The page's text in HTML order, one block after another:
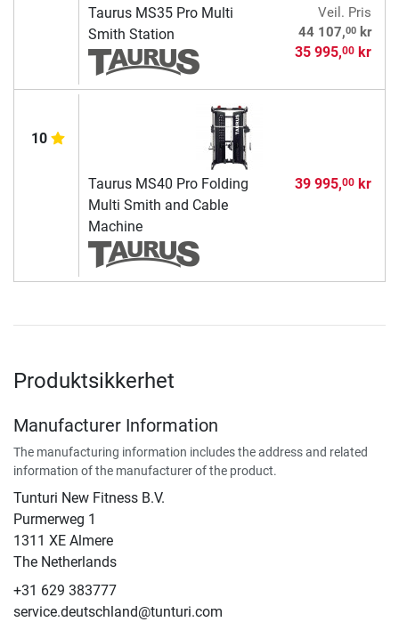
Taurus MS35 Pro Multi
Smith Station
Veil. Pris
44 107,00kr
35 995,00kr
10
Taurus MS40 Pro Folding
Multi Smith and Cable
Machine
39 995,00kr
Produktsikkerhet
Manufacturer Information
The manufacturing information includes the address and related
information of the manufacturer of the product.
Tunturi New Fitness B.V.
Purmerweg 1
1311 XE Almere
The Netherlands
+31 629 383777
service.deutschland@tunturi.com